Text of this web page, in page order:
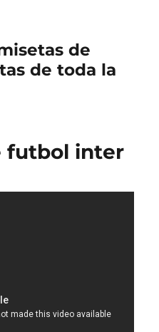
de
de toda la
futbol inter